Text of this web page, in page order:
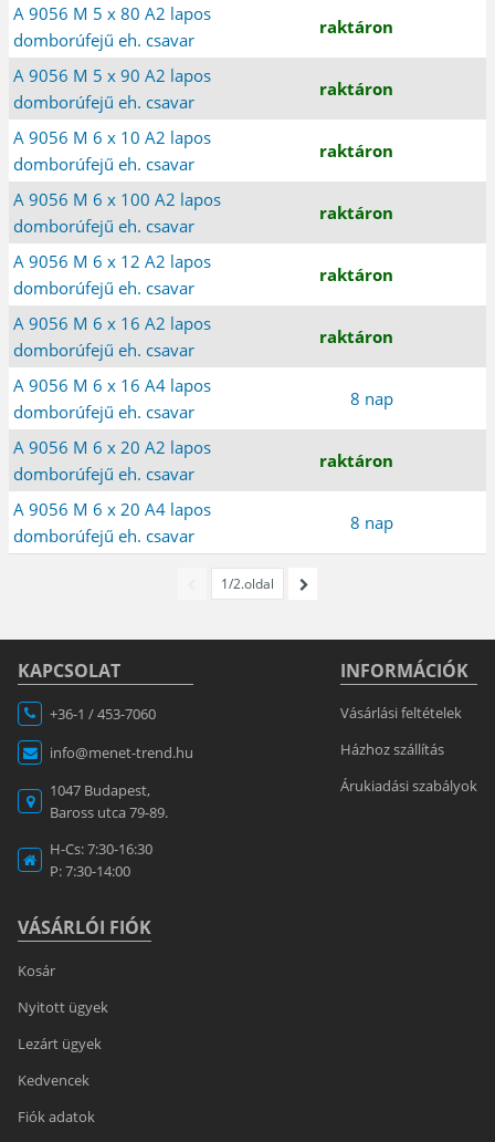
A 9056 M 5 x 80 A2 lapos
domborúfejű eh. csavar
raktáron
A 9056 M 5 x 90 A2 lapos
domborúfejű eh. csavar
raktáron
A 9056 M 6 x 10 A2 lapos
domborúfejű eh. csavar
raktáron
A 9056 M 6 x 100 A2 lapos
domborúfejű eh. csavar
raktáron
A 9056 M 6 x 12 A2 lapos
domborúfejű eh. csavar
raktáron
A 9056 M 6 x 16 A2 lapos
domborúfejű eh. csavar
raktáron
A 9056 M 6 x 16 A4 lapos
domborúfejű eh. csavar
8 nap
A 9056 M 6 x 20 A2 lapos
domborúfejű eh. csavar
raktáron
A 9056 M 6 x 20 A4 lapos
domborúfejű eh. csavar
8 nap
1/2.oldal
KAPCSOLAT
+36-1 / 453-7060
info@menet-trend.hu
1047 Budapest,
Baross utca 79-89.
H-Cs: 7:30-16:30
P: 7:30-14:00
VÁSÁRLÓI FIÓK
Kosár
Nyitott ügyek
Lezárt ügyek
Kedvencek
Fiók adatok
INFORMÁCIÓK
Vásárlási feltételek
Házhoz szállítás
Árukiadási szabályok